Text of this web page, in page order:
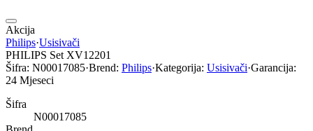
Akcija
Philips·Usisivači
PHILIPS Set XV12201
Šifra: N00017085·Brend: Philips·Kategorija: Usisivači·Garancija:
24 Mjeseci
Šifra
N00017085